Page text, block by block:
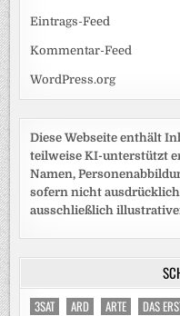
Eintrags-Feed
Kommentar-Feed
WordPress.org
Diese Webseite enthält
teilweise KI-unterstützt
Namen,
sofern nicht
ausschließlich
3SAT ARD ARTE DAS